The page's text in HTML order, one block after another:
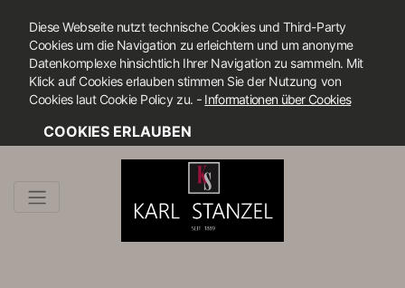
Diese Webseite nutzt technische Cookies und Third-Party
Cookies um die Navigation zu erleichtern und um anonyme
Datenkomplexe hinsichtlich Ihrer Navigation zu sammeln. Mit
Klick auf Cookies erlauben stimmen Sie der Nutzung von
Cookies laut Cookie Policy zu. - Informationen über Cookies
COOKIES ERLAUBEN